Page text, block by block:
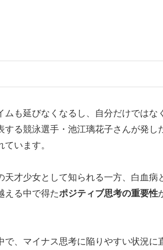
ムも延びなくなるし、自分だけでは
する競泳選手・池江璃花子さんが発
います。
天才少女として知られる一方、白血
える中で得たポジティブ思考の重要性
で、マイナス思考に陥りやすい状況